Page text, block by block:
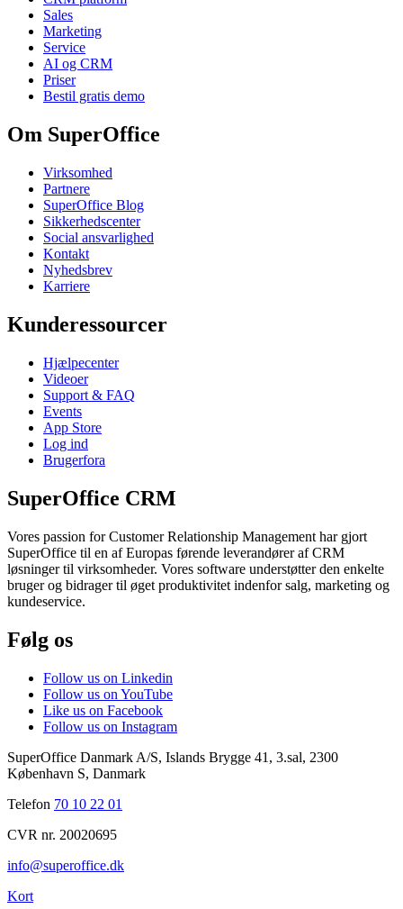
Sales
Marketing
Service
AI og CRM
Priser
Bestil gratis demo
Om SuperOffice
Virksomhed
Partnere
SuperOffice Blog
Sikkerhedscenter
Social ansvarlighed
Kontakt
Nyhedsbrev
Karriere
Kunderessourcer
Hjælpecenter
Videoer
Support & FAQ
Events
App Store
Log ind
Brugerfora
SuperOffice CRM
Vores passion for Customer Relationship Management har gjort
SuperOffice til en af Europas førende leverandører af CRM
løsninger til virksomheder. Vores software understøtter den enkelte
bruger og bidrager til øget produktivitet indenfor salg, marketing og
kundeservice.
Følg os
Follow us on Linkedin
Follow us on YouTube
Like us on Facebook
Follow us on Instagram
SuperOffice Danmark A/S, Islands Brygge 41, 3.sal, 2300
København S, Danmark
Telefon 70 10 22 01
CVR nr. 20020695
info@superoffice.dk
Kort